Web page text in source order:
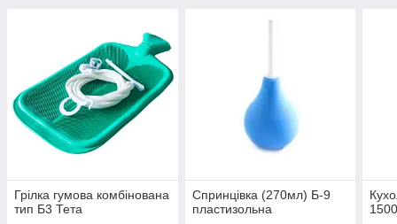
Грілка гумова комбінована
тип Б3 Тета
Спринцівка (270мл) Б-9
пластизольна